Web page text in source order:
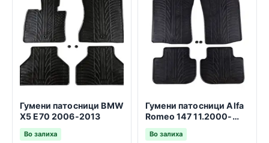
Гумени патосници BMW
X5 E70 2006-2013
Во залиха
Гумени патосници Alfa
Romeo 147 11.2000-
03.2010
Во залиха